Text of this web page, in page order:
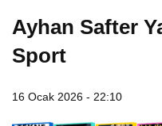
Ayhan Safter
Sport
16 Ocak 2026 - 22:10